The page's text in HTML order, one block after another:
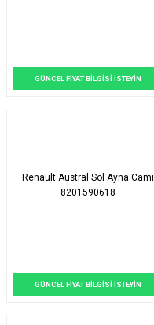
GÜNCEL FİYAT BİLGİSİ İSTEYİN
Renault Austral Sol Ayna Camı
8201590618
GÜNCEL FİYAT BİLGİSİ İSTEYİN